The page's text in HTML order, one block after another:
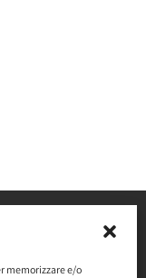
memorizzare e/o